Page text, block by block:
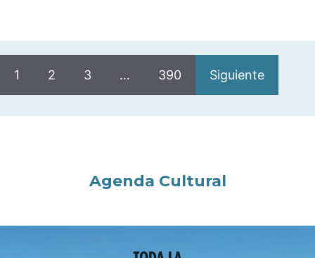
1 2 3 … 390 Siguiente
Agenda Cultural